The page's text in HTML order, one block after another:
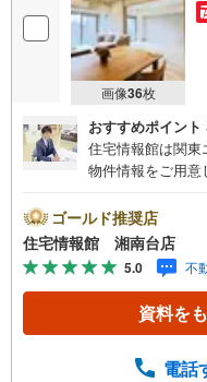
画像36枚
おすすめポイント
住宅情報館は関
物件情報をご用
さい。住宅ローン
ンの試算やご購入
ます。しっかりと
ますので、お気軽
ゴールド推奨店
住宅情報館 湘南台店
5.0 不
資料を
電話